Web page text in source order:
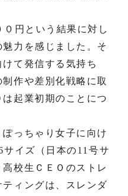
円という結果に対し
力を感じました。そ
て発信する気持ち
作や差別化戦略に取
起業初期のことにつ
っちゃり女子に向け
イズ（日本の11号サ
校生ＣＥＯのストレ
ィングは、スレンダ